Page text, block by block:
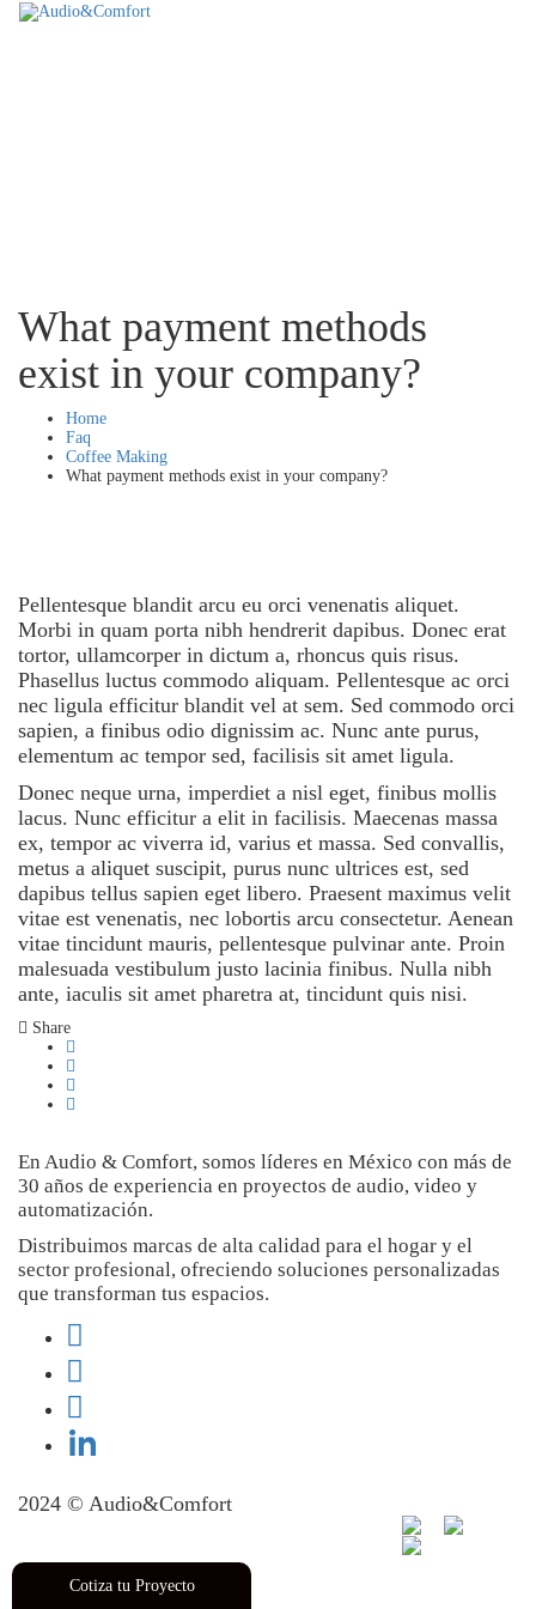
Cotiza tu Proyecto
What payment methods
exist in your company?
Home
Faq
Coffee Making
What payment methods exist in your company?
Pellentesque blandit arcu eu orci venenatis aliquet.
Morbi in quam porta nibh hendrerit dapibus. Donec erat
tortor, ullamcorper in dictum a, rhoncus quis risus.
Phasellus luctus commodo aliquam. Pellentesque ac orci
nec ligula efficitur blandit vel at sem. Sed commodo orci
sapien, a finibus odio dignissim ac. Nunc ante purus,
elementum ac tempor sed, facilisis sit amet ligula.
Donec neque urna, imperdiet a nisl eget, finibus mollis
lacus. Nunc efficitur a elit in facilisis. Maecenas massa
ex, tempor ac viverra id, varius et massa. Sed convallis,
metus a aliquet suscipit, purus nunc ultrices est, sed
dapibus tellus sapien eget libero. Praesent maximus velit
vitae est venenatis, nec lobortis arcu consectetur. Aenean
vitae tincidunt mauris, pellentesque pulvinar ante. Proin
malesuada vestibulum justo lacinia finibus. Nulla nibh
ante, iaculis sit amet pharetra at, tincidunt quis nisi.
Share
En Audio & Comfort, somos líderes en México con más de
30 años de experiencia en proyectos de audio, video y
automatización.
Distribuimos marcas de alta calidad para el hogar y el
sector profesional, ofreciendo soluciones personalizadas
que transforman tus espacios.
2024 © Audio&Comfort